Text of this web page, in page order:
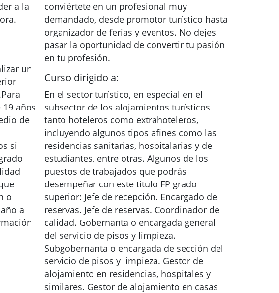
a la
un
años
de
si
o
a
conviértete en un profesional muy
demandado, desde promotor turístico hasta
organizador de ferias y eventos. No dejes
pasar la oportunidad de convertir tu pasión
en tu profesión.
Curso dirigido a:
En el sector turístico, en especial en el
subsector de los alojamientos turísticos
tanto hoteleros como extrahoteleros,
incluyendo algunos tipos afines como las
residencias sanitarias, hospitalarias y de
estudiantes, entre otras. Algunos de los
puestos de trabajados que podrás
desempeñar con este titulo FP grado
superior: Jefe de recepción. Encargado de
reservas. Jefe de reservas. Coordinador de
calidad. Gobernanta o encargada general
del servicio de pisos y limpieza.
Subgobernanta o encargada de sección del
servicio de pisos y limpieza. Gestor de
alojamiento en residencias, hospitales y
similares. Gestor de alojamiento en casas